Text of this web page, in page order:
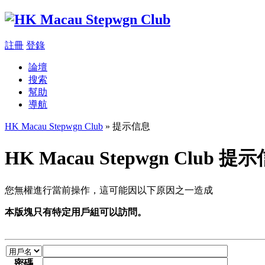
註冊 登錄
論壇
搜索
幫助
導航
HK Macau Stepwgn Club » 提示信息
HK Macau Stepwgn Club 提示
您無權進行當前操作，這可能因以下原因之一造成
本版塊只有特定用戶組可以訪問。
密碼